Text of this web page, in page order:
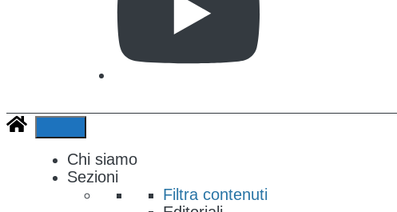
Chi siamo
Sezioni
Filtra contenuti